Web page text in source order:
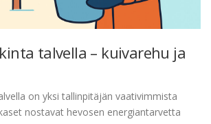
talvella – kuivarehu ja
on yksi tallinpitäjän vaativimmista
nostavat hevosen energiantarvetta